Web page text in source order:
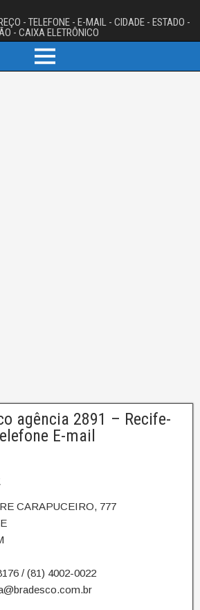
- TELEFONE - E-MAIL - CIDADE - ESTADO -
- CAIXA ELETRÔNICO
agência 2891 – Recife-
E-mail
CARAPUCEIRO, 777
/ (81) 4002-0022